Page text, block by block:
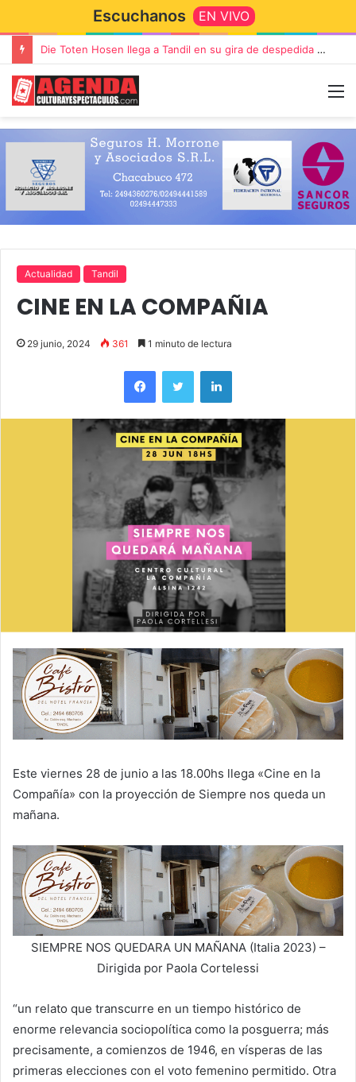
Escuchanos EN VIVO
Die Toten Hosen llega a Tandil en su gira de despedida «Fútbol, Asado, Vino y Adiós Amigos»
Actualidad Tandil
CINE EN LA COMPAÑIA
29 junio, 2024 361 1 minuto de lectura
Este viernes 28 de junio a las 18.00hs llega «Cine en la
Compañía» con la proyección de Siempre nos queda un
mañana.
SIEMPRE NOS QUEDARA UN MAÑANA (Italia 2023) –
Dirigida por Paola Cortelessi
“un relato que transcurre en un tiempo histórico de
enorme relevancia sociopolítica como la posguerra; más
precisamente, a comienzos de 1946, en vísperas de las
primeras elecciones con el voto femenino permitido. Otra